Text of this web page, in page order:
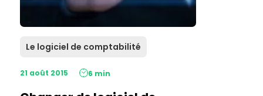
Le logiciel de comptabilité
21 août 2015 6 min